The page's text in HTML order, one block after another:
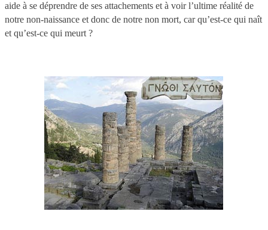
aide à se déprendre de ses attachements et à voir l’ultime réalité de
notre non-naissance et donc de notre non mort, car qu’est-ce qui naît
et qu’est-ce qui meurt ?